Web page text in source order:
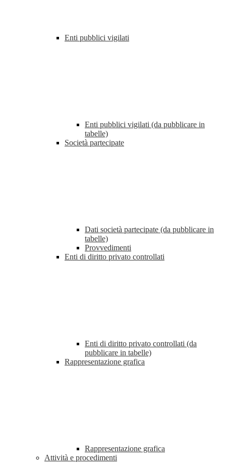
Enti pubblici vigilati
Enti pubblici vigilati (da pubblicare in
tabelle)
Società partecipate
Dati società partecipate (da pubblicare in
tabelle)
Provvedimenti
Enti di diritto privato controllati
Enti di diritto privato controllati (da
pubblicare in tabelle)
Rappresentazione grafica
Rappresentazione grafica
Attività e procedimenti